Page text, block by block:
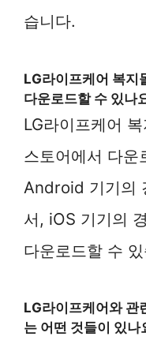
습니다.
LG라이프케어 복지
다운로드할 수 있나
LG라이프케어
스토어에서 다운
Android 기기의
서, iOS 기기의
다운로드할 수
LG라이프케어와 관
는 어떤 것들이 있나